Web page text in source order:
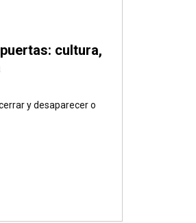
cultura,
y desaparecer o